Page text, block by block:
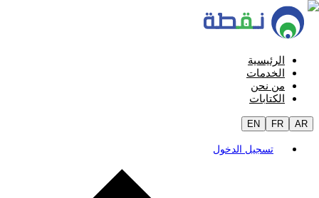
الرئيسية
الخدمات
من نحن
الكتابات
EN FR AR
تسجيل الدخول